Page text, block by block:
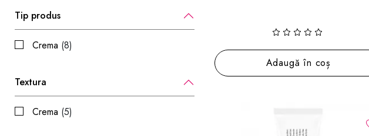
Tip produs
Crema (8)
Textura
Crema (5)
Adaugă în coș